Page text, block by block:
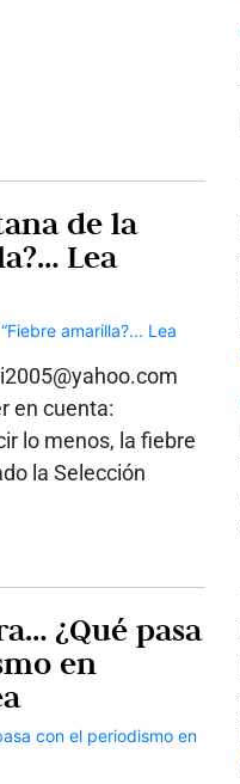
de la
Lea
en cuenta:
lo menos, la fiebre
la Selección
¿Qué pasa
en